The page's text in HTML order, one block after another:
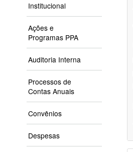
Institucional
Ações e
Programas PPA
Auditoria Interna
Processos de
Contas Anuais
Convênios
Despesas